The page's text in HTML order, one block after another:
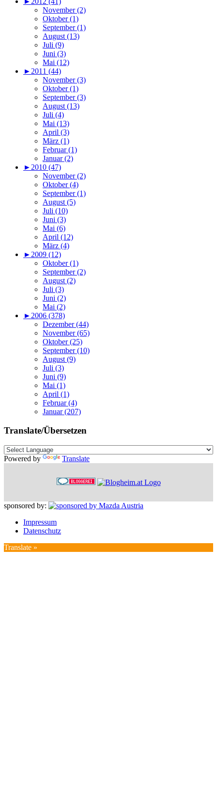
November (2)
Oktober (1)
September (1)
August (13)
Juli (9)
Juni (3)
Mai (12)
►2011 (44)
November (3)
Oktober (1)
September (3)
August (13)
Juli (4)
Mai (13)
April (3)
März (1)
Februar (1)
Januar (2)
►2010 (47)
November (2)
Oktober (4)
September (1)
August (5)
Juli (10)
Juni (3)
Mai (6)
April (12)
März (4)
►2009 (12)
Oktober (1)
September (2)
August (2)
Juli (3)
Juni (2)
Mai (2)
►2006 (378)
Dezember (44)
November (65)
Oktober (25)
September (10)
August (9)
Juli (3)
Juni (9)
Mai (1)
April (1)
Februar (4)
Januar (207)
Translate/Übersetzen
Powered by Translate
sponsored by:
Impressum
Datenschutz
Translate »